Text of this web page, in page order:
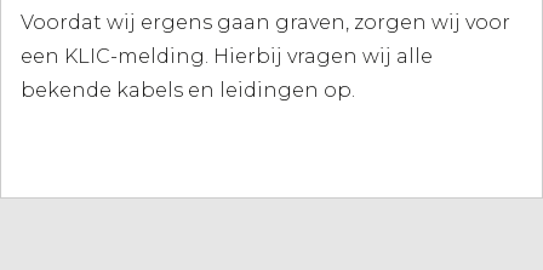
Voordat wij ergens gaan graven, zorgen wij voor
een KLIC-melding. Hierbij vragen wij alle
bekende kabels en leidingen op.